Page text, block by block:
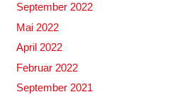
September 2022
Mai 2022
April 2022
Februar 2022
September 2021